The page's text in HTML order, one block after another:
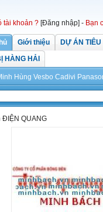
tài khoản ? [Đăng nhập] - Bạn
Giới thiệu
DỰ ÁN
HÀNG HẢI
Hùng Vesbo Cadivi
ĐIỆN QUANG